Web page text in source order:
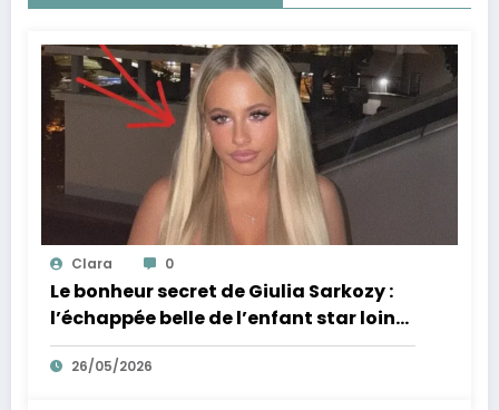
Clara 0
Le bonheur secret de Giulia Sarkozy :
l’échappée belle de l’enfant star loin
des tumultes familiaux.
26/05/2026